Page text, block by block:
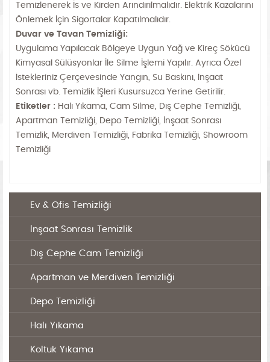
Temizlenerek İs ve Kirden Arındırılmalıdır. Elektrik Kazalarını
Önlemek İçin Sigortalar Kapatılmalıdır.
Duvar ve Tavan Temizliği:
Uygulama Yapılacak Bölgeye Uygun Yağ ve Kireç Sökücü
Kimyasal Sülüsyonlar İle Silme İşlemi Yapılır. Ayrıca Özel
İstekleriniz Çerçevesinde Yangın, Su Baskını, İnşaat
Sonrası vb. Temizlik İŞleri Kusursuzca Yerine Getirilir.
Etiketler : Halı Yıkama, Cam Silme, Dış Cephe Temizliği,
Apartman Temizliği, Depo Temizliği, İnşaat Sonrası
Temizlik, Merdiven Temizliği, Fabrika Temizliği, Showroom
Temizliği
Ev & Ofis Temizliği
İnşaat Sonrası Temizlik
Dış Cephe Cam Temizliği
Apartman ve Merdiven Temizliği
Depo Temizliği
Halı Yıkama
Koltuk Yıkama